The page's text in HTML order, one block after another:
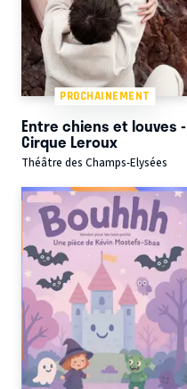
PROCHAINEMENT
Entre chiens et louves -
Cirque Leroux
Théâtre des Champs-Elysées